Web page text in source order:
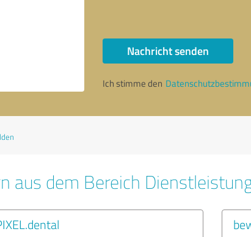
Nachricht senden
Ich stimme den
aus dem Bereich